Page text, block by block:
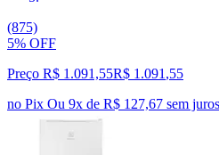
(875)
5% OFF
Preço R$ 1.091,55R$ 1.091 ,55
no Pix Ou 9x de R$ 127,67 sem juros